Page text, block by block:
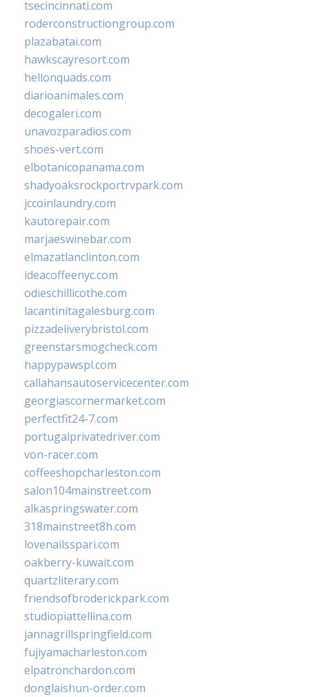
tsecincinnati.com
roderconstructiongroup.com
plazabatai.com
hawkscayresort.com
hellonquads.com
diarioanimales.com
decogaleri.com
unavozparadios.com
shoes-vert.com
elbotanicopanama.com
shadyoaksrockportrvpark.com
jccoinlaundry.com
kautorepair.com
marjaeswinebar.com
elmazatlanclinton.com
ideacoffeenyc.com
odieschillicothe.com
lacantinitagalesburg.com
pizzadeliverybristol.com
greenstarsmogcheck.com
happypawspl.com
callahansautoservicecenter.com
georgiascornermarket.com
perfectfit24-7.com
portugalprivatedriver.com
von-racer.com
coffeeshopcharleston.com
salon104mainstreet.com
alkaspringswater.com
318mainstreet8h.com
lovenailsspari.com
oakberry-kuwait.com
quartzliterary.com
friendsofbroderickpark.com
studiopiattellina.com
jannagrillspringfield.com
fujiyamacharleston.com
elpatronchardon.com
donglaishun-order.com